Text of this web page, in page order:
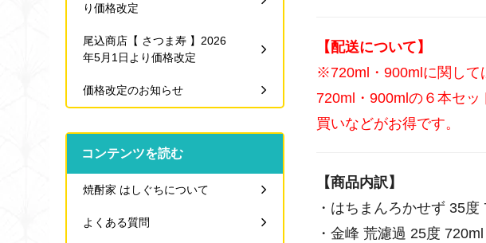
【配送について】
※720ml・900mlに関して
720ml・900mlの６本セ
買いなどがお得です。
【商品内訳】
・はちまんろかせず 35度
・金峰 荒濾過 25度 720ml
り価格改定
尾込商店【 さつま寿 】2026
年5月1日より価格改定
価格改定のお知らせ
コンテンツを読む
焼酎家 はしぐちについて
よくある質問